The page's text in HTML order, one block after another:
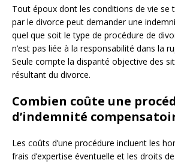
Tout époux dont les conditions de vie se
par le divorce peut demander une
quel que soit le type de procédure de
n’est pas liée à la responsabilité dans la
Seule compte la disparité objective des
résultant du divorce.
Combien coûte une
d’indemnité
Les coûts d’une procédure incluent les
frais d’expertise éventuelle et les droits